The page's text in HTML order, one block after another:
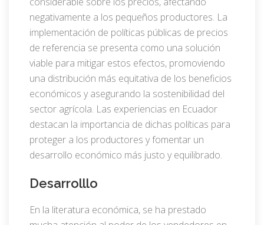
negativamente a los pequeños productores. La
implementación de políticas públicas de precios
de referencia se presenta como una solución
viable para mitigar estos efectos, promoviendo
una distribución más equitativa de los beneficios
económicos y asegurando la sostenibilidad del
sector agrícola. Las experiencias en Ecuador
destacan la importancia de dichas políticas para
proteger a los productores y fomentar un
desarrollo económico más justo y equilibrado.
Desarrolllo
En la literatura económica, se ha prestado